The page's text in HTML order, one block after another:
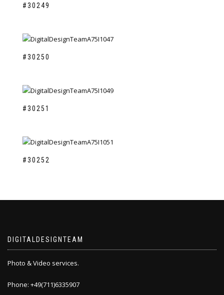
#30249
#30250
#30251
#30252
DIGITALDESIGNTEAM
Photo & Video services.
Phone: +49(711)6335907